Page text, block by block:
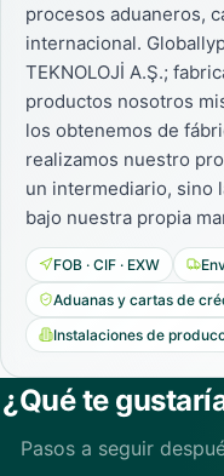
procesos aduaneros,
internacional.
TEKNOLOJİ A.Ş.;
productos nosotros
los obtenemos de
realizamos nuestro
un intermediario, sino
bajo nuestra propia
FOB · CIF · EXW
Aduanas y cartas de
Instalaciones de
¿Qué te
Pasos a seguir